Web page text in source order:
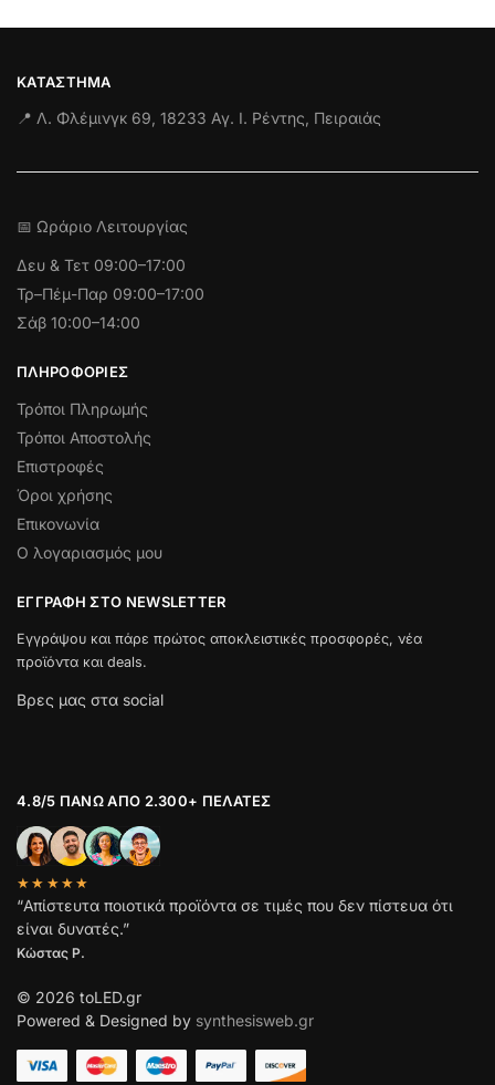
ΚΑΤΆΣΤΗΜΑ
📍 Λ. Φλέμινγκ 69, 18233 Αγ. Ι. Ρέντης, Πειραιάς
📅 Ωράριο Λειτουργίας
Δευ & Τετ 09:00–17:00
Τρ–Πέμ-Παρ 09:00–17:00
Σάβ 10:00–14:00
ΠΛΗΡΟΦΟΡΊΕΣ
Τρόποι Πληρωμής
Τρόποι Αποστολής
Επιστροφές
Όροι χρήσης
Επικονωνία
Ο λογαριασμός μου
ΕΓΓΡΑΦΉ ΣΤΟ NEWSLETTER
Εγγράψου και πάρε πρώτος αποκλειστικές προσφορές, νέα
προϊόντα και deals.
Βρες μας στα social
4.8/5 ΠΆΝΩ ΑΠΌ 2.300+ ΠΕΛΆΤΕΣ
★★★★★
“Απίστευτα ποιοτικά προϊόντα σε τιμές που δεν πίστευα ότι
είναι δυνατές.”
Κώστας Ρ.
© 2026 toLED.gr
Powered & Designed by synthesisweb.gr